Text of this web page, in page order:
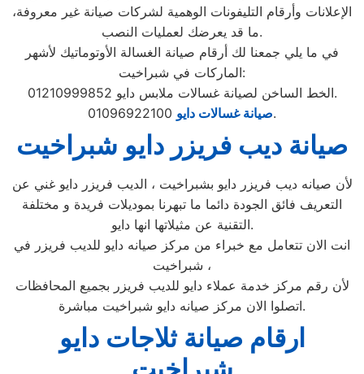
الإعلانات وأرقام التليفونات الوهمية لشركات صيانة غير معروفة،
ما قد يعرضك لعمليات النصب.
في ما يلي جمعنا لك أرقام صيانة الغسالة الأوتوماتيك لأشهر
الماركات في شبراخيت:
الخط الساخن لصيانة غسالات ملابس دايو 01210999852.
صيانة غسالات دايو01096922100.
صيانة ديب فريزر دايو شبراخيت
لأن صيانه ديب فريزر دايو بشبراخيت ، الديب فريزر دايو غني عن
التعريف فائق الجودة دائما ما تبهرنا بموديلات فريدة و مختلفة
التقنية عن مثيلاتها انها دايو.
انت الان تتعامل مع خبراء من مركز صيانه دايو للديب فريزر في
شبراخيت ،
لأن رقم مركز خدمة عملاء دايو للديب فريزر بجميع المحافظات
اتصلوا الان مركز صيانه دايو شبراخيت مباشرة.
ارقام صيانة ثلاجات دايو